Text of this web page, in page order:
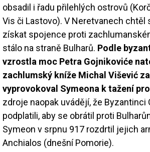
obsadil i řadu přilehlých ostrovů
Vis či Lastovo). V Neretvanech chtěl
získat spojence proti
stálo na straně Bulharů. Podle
vzrostla moc Petra Gojnikoviće
zachlumský kníže Michal Višević
vyprovokoval Symeona k tažení
zdroje naopak uvádějí, že Byzantinci
podplatili, aby se obrátil proti
Symeon v srpnu 917 rozdrtil jejich
Anchialos (dnešní Pomorie).